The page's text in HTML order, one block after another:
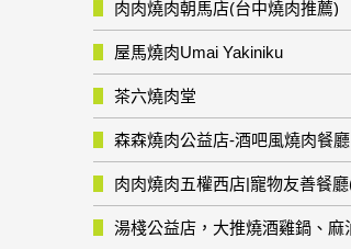
肉肉燒肉朝馬店(台中燒肉推薦)
屋馬燒肉Umai Yakiniku
茶六燒肉堂
森森燒肉公益店-酒吧風燒肉餐廳